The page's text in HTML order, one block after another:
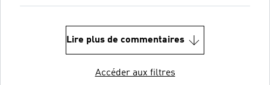
Lire plus de commentaires
Accéder aux filtres